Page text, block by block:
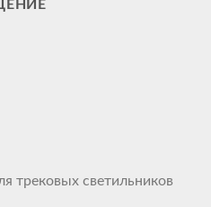
трековых светильников